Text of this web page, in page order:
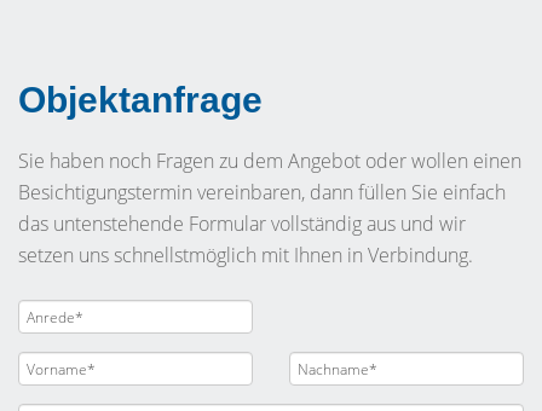
Objektanfrage
Sie haben noch Fragen zu dem Angebot oder wollen einen
Besichtigungstermin vereinbaren, dann füllen Sie einfach
das untenstehende Formular vollständig aus und wir
setzen uns schnellstmöglich mit Ihnen in Verbindung.